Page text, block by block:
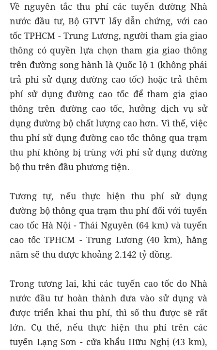
Về nguyên tắc thu phí các tuyến đường Nhà
nước đầu tư, Bộ GTVT lấy dẫn chứng, với cao
tốc TPHCM - Trung Lương, người tham gia giao
thông có quyền lựa chọn tham gia giao thông
trên đường song hành là Quốc lộ 1 (không phải
trả phí sử dụng đường cao tốc) hoặc trả thêm
phí sử dụng đường cao tốc để tham gia giao
thông trên đường cao tốc, hưởng dịch vụ sử
dụng đường bộ chất lượng cao hơn. Vì thế, việc
thu phí sử dụng đường cao tốc thông qua trạm
thu phí không bị trùng với phí sử dụng đường
bộ thu trên đầu phương tiện.
Tương tự, nếu thực hiện thu phí sử dụng
đường bộ thông qua trạm thu phí đối với tuyến
cao tốc Hà Nội - Thái Nguyên (64 km) và tuyến
cao tốc TPHCM - Trung Lương (40 km), hằng
năm sẽ thu được khoảng 2.142 tỷ đồng.
Trong tương lai, khi các tuyến cao tốc do Nhà
nước đầu tư hoàn thành đưa vào sử dụng và
được triển khai thu phí, thì số thu được sẽ rất
lớn. Cụ thể, nếu thực hiện thu phí trên các
tuyến Lạng Sơn - cửa khẩu Hữu Nghị (43 km),